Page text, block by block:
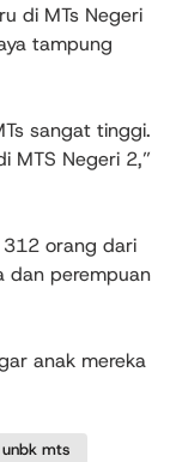
di MTs Negeri
tampung
sangat tinggi.
MTS Negeri 2,”
orang dari
dan perempuan
anak mereka
unbk mts